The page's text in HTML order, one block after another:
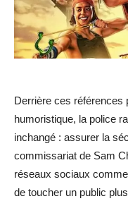
Derrière ces références
humoristique, la police
inchangé : assurer la
commissariat de Sam
réseaux sociaux
de toucher un public